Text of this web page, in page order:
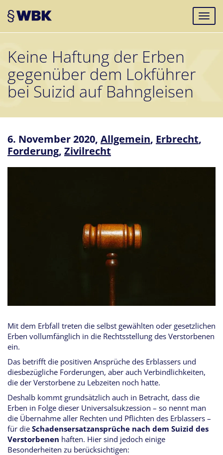
Keine Haftung der Erben
gegenüber dem Lokführer
bei Suizid auf Bahngleisen
6. November 2020, Allgemein, Erbrecht,
Forderung, Zivilrecht
Mit dem Erbfall treten die selbst gewählten oder gesetzlichen
Erben vollumfänglich in die Rechtsstellung des Verstorbenen
ein.
Das betrifft die positiven Ansprüche des Erblassers und
diesbezügliche Forderungen, aber auch Verbindlichkeiten,
die der Verstorbene zu Lebzeiten noch hatte.
Deshalb kommt grundsätzlich auch in Betracht, dass die
Erben in Folge dieser Universalsukzession – so nennt man
die Übernahme aller Rechten und Pflichten des Erblassers –
für die Schadensersatzansprüche nach dem Suizid des
Verstorbenen haften. Hier sind jedoch einige
Besonderheiten zu berücksichtigen: